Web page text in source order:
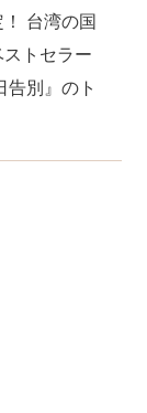
台湾の国
トセラー
告別』のト